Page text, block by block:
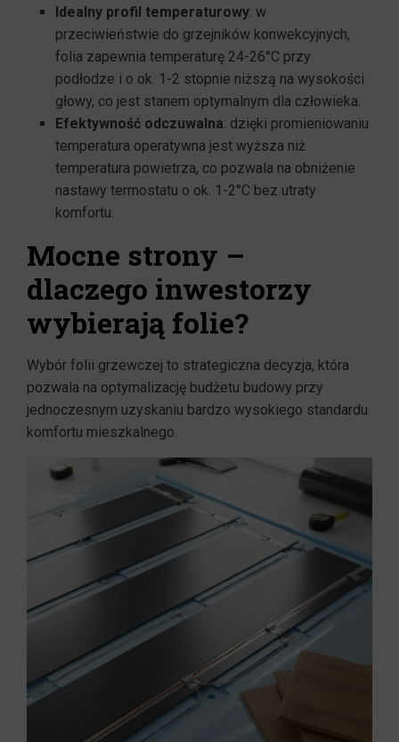
Idealny profil temperaturowy: w
przeciwieństwie do grzejników konwekcyjnych,
folia zapewnia temperaturę 24-26°C przy
podłodze i o ok. 1-2 stopnie niższą na wysokości
głowy, co jest stanem optymalnym dla człowieka.
Efektywność odczuwalna: dzięki promieniowaniu
temperatura operatywna jest wyższa niż
temperatura powietrza, co pozwala na obniżenie
nastawy termostatu o ok. 1-2°C bez utraty
komfortu.
Mocne strony –
dlaczego inwestorzy
wybierają folie?
Wybór folii grzewczej to strategiczna decyzja, która
pozwala na optymalizację budżetu budowy przy
jednoczesnym uzyskaniu bardzo wysokiego standardu
komfortu mieszkalnego.